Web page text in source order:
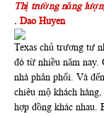
Thị trường năng
. Dao Huyen
Texas chủ trương tư
đó từ nhiều năm nay.
nhà phân phối. Và
chiêu mộ khách
hợp đồng khác nhau.